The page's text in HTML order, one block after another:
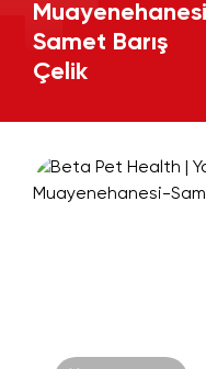
Samet Barış
Çelik